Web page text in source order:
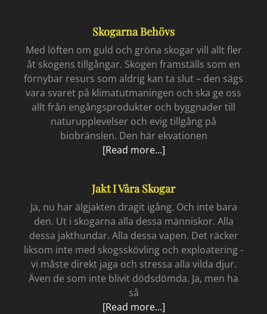
soul
–
this
music
Skogarna Behövs
Med löften om guld och gröna skogar vill allt fler
åt skogens tillgångar. Skogen framställs som en
förnybar resurs som aldrig kan ta slut – den sägs
vara svaret på klimatutmaningen och ska ge oss
allt från engångsprodukter och byggnader till
naturupplevelser och evig tillgång på
biobränslen. Den här ekvationen
[Read more...]Skogarna
Jakt I Våra Skogar
Ja, nu har älgjakten dragit igång. Och inte bara
den. Ut i skogarna alla dessa människor. Alla
dessa jakthundar. Alla dessa vapen. Det räcker
liksom inte med skogsskövling och exploatering -
vi måste direkt jaga och stressa alla vilda djur.
Även de som inte blivit dödsdömda. Ja, men ha
så
[Read more...]Jakt